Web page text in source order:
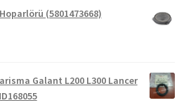
(5801473668)
Galant L200 L300 Lancer